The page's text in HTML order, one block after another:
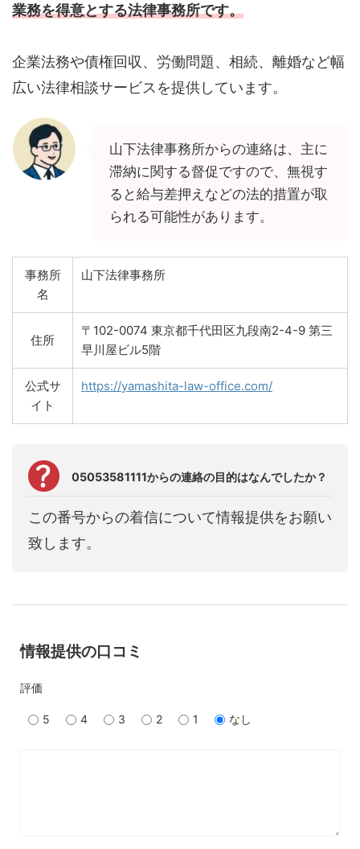
業務を得意とする法律事務所です。
企業法務や債権回収、労働問題、相続、離婚など幅
広い法律相談サービスを提供しています。
山下法律事務所からの連絡は、主に
滞納に関する督促ですので、無視す
ると給与差押えなどの法的措置が取
られる可能性があります。
事務所
名
山下法律事務所
住所
〒102-0074 東京都千代田区九段南2-4-9 第三
早川屋ビル5階
公式サ
イト
https://yamashita-law-office.com/
05053581111からの連絡の目的はなんでしたか？
この番号からの着信について情報提供をお願い
致します。
情報提供の口コミ
評価
5 4 3 2 1 なし